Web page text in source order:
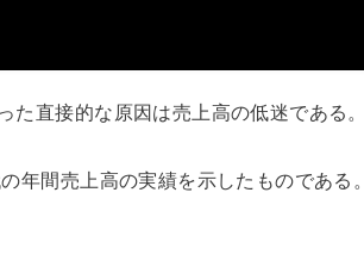
直接的な原因は売上高の低迷である。
年間売上高の実績を示したものである。